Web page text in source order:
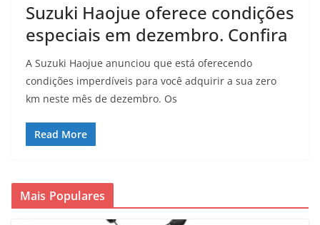
Suzuki Haojue oferece condições
especiais em dezembro. Confira
A Suzuki Haojue anunciou que está oferecendo
condições imperdíveis para você adquirir a sua zero
km neste mês de dezembro. Os
Read More
Mais Populares